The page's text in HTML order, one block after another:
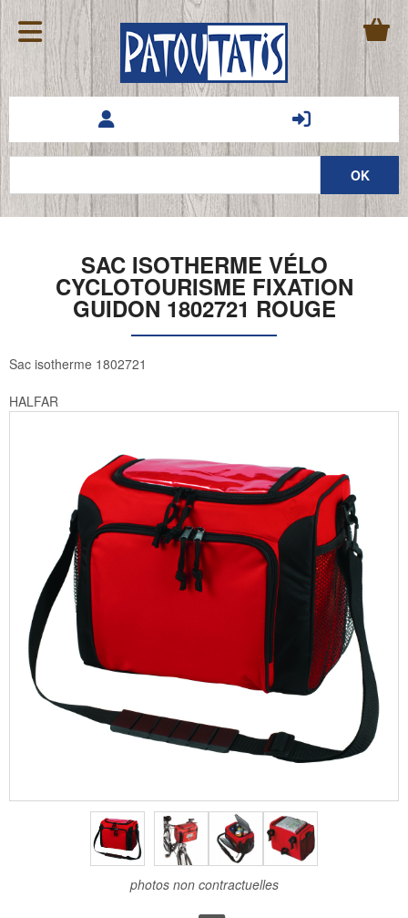
SAC ISOTHERME VÉLO
CYCLOTOURISME FIXATION
GUIDON 1802721 ROUGE
Sac isotherme 1802721
HALFAR
photos non contractuelles